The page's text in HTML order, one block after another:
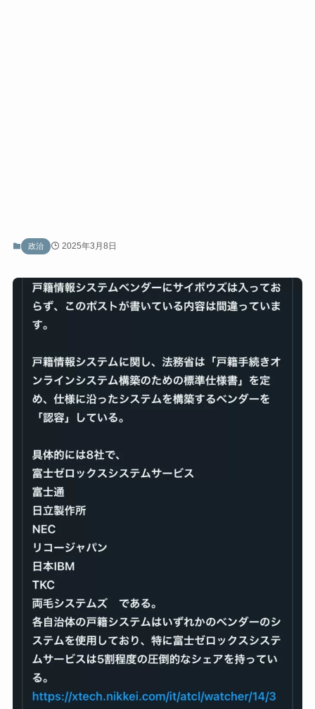
政治 2025年3月8日